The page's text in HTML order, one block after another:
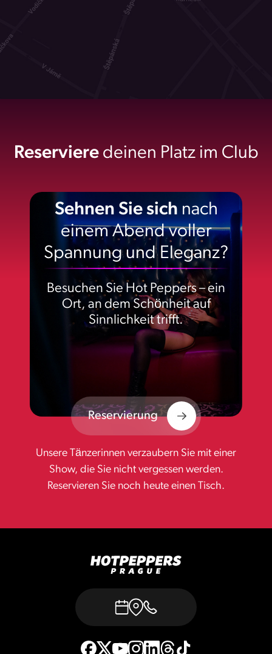
Reservieredeinen Platz im Club
Sehnen Sie sichnach
einem Abend voller
Spannung und Eleganz?
Besuchen Sie Hot Peppers – ein
Ort, an dem Schönheit auf
Sinnlichkeit trifft.
Reservierung
Unsere Tänzerinnen verzaubern Sie mit einer
Show, die Sie nicht vergessen werden.
Reservieren Sie noch heute einen Tisch.